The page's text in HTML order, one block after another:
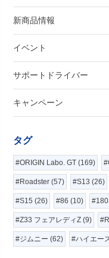
新商品情報
イベント
サポートドライバー
キャンペーン
タグ
#ORIGIN Labo. GT (169)
#Roadster (57) #S13 (26)
#S15 (26) #86 (10)
#Z33 フェアレディZ (9)
#ジムニー (62) #ハイエー